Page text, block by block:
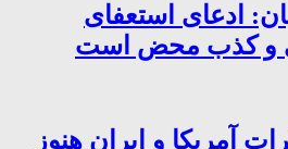
ادعای استعفای
و کذب محض است
آمریکا و ایران هنوز